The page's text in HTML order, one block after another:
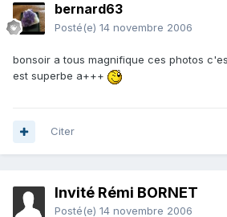
bernard63
Posté(e) 14 novembre 2006
bonsoir a tous magnifique ces photos
est superbe a+++
Citer
Invité Rémi BORNET
Posté(e) 14 novembre 2006